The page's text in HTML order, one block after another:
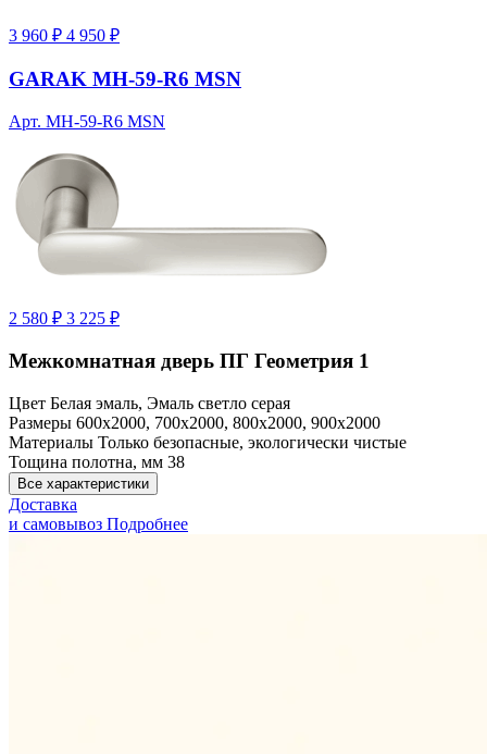
3 960 ₽ 4 950 ₽
GARAK MH-59-R6 MSN
Арт. MH-59-R6 MSN
2 580 ₽ 3 225 ₽
Межкомнатная дверь ПГ Геометрия 1
Цвет Белая эмаль, Эмаль светло серая
Размеры 600x2000, 700x2000, 800x2000, 900x2000
Материалы Только безопасные, экологически чистые
Тощина полотна, мм 38
Все характеристики
Доставка
и самовывоз Подробнее